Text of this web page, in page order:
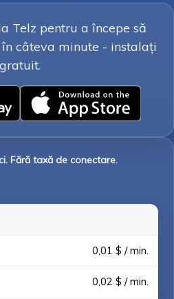
Telz pentru a începe să
câteva minute - instalați
gratuit.
Fără taxă de conectare.
0,01 $ / min.
0,02 $ / min.